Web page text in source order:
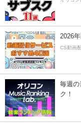
2026
CS動画
毎週の
ク！